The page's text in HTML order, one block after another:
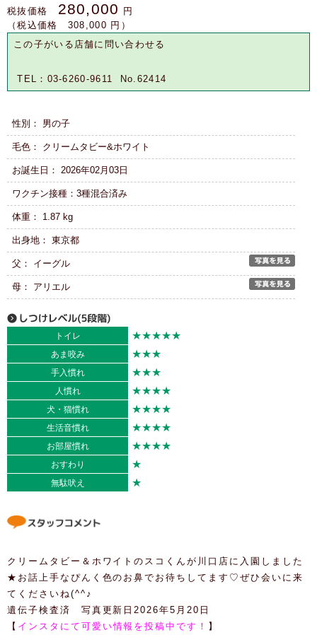
税抜価格 280,000
円
（税込価格 308,000 円）
この子がいる店舗に問い合わせる
TEL：03-6260-9611 No.62414
性別： 男の子
毛色： クリームタビー&ホワイト
お誕生日： 2026年02月03日
ワクチン接種：3種混合済み
体重： 1.87 kg
出身地： 東京都
父： イーグル
母： アリエル
トイレ ★★★★★
あま咬み ★★★
手入慣れ ★★★
人慣れ ★★★★
犬・猫慣れ ★★★★
生活音慣れ ★★★★
お部屋慣れ ★★★★
おすわり ★
無駄吠え ★
クリームタビー＆ホワイトのスコくんが川口店に入園しました
★お話上手なぴんく色のお鼻でお待ちしてます♡ぜひ会いに来
てくださいね(^^♪
遺伝子検査済 写真更新日2026年5月20日
【 インスタにて可愛い情報を投稿中です！ 】